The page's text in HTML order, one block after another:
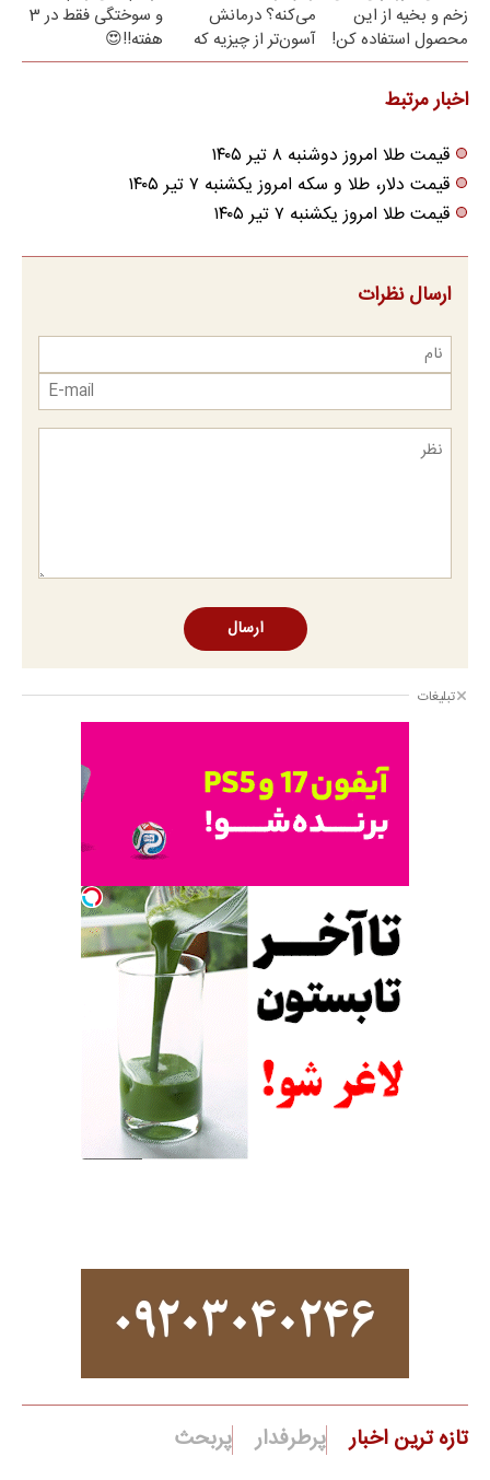
زخم و بخیه از این
محصول استفاده کن!
می‌کنه؟ درمانش
آسون‌تر از چیزیه که
فکر
و سوختگی فقط در 3
هفته!!😍
اخبار مرتبط
قیمت طلا امروز دوشنبه ۸ تیر ۱۴۰۵
قیمت دلار، طلا و سکه امروز یکشنبه ۷ تیر ۱۴۰۵
قیمت طلا امروز یکشنبه ۷ تیر ۱۴۰۵
ارسال نظرات
ارسال
تبلیغات
تازه ترین اخبار پرطرفدار پربحث